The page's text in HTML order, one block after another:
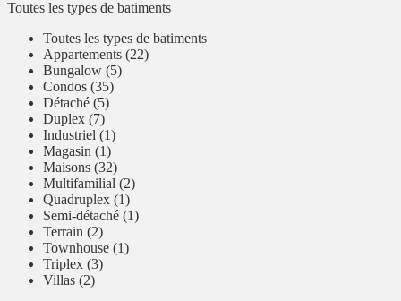
Toutes les types de batiments
Toutes les types de batiments
Appartements (22)
Bungalow (5)
Condos (35)
Détaché (5)
Duplex (7)
Industriel (1)
Magasin (1)
Maisons (32)
Multifamilial (2)
Quadruplex (1)
Semi-détaché (1)
Terrain (2)
Townhouse (1)
Triplex (3)
Villas (2)